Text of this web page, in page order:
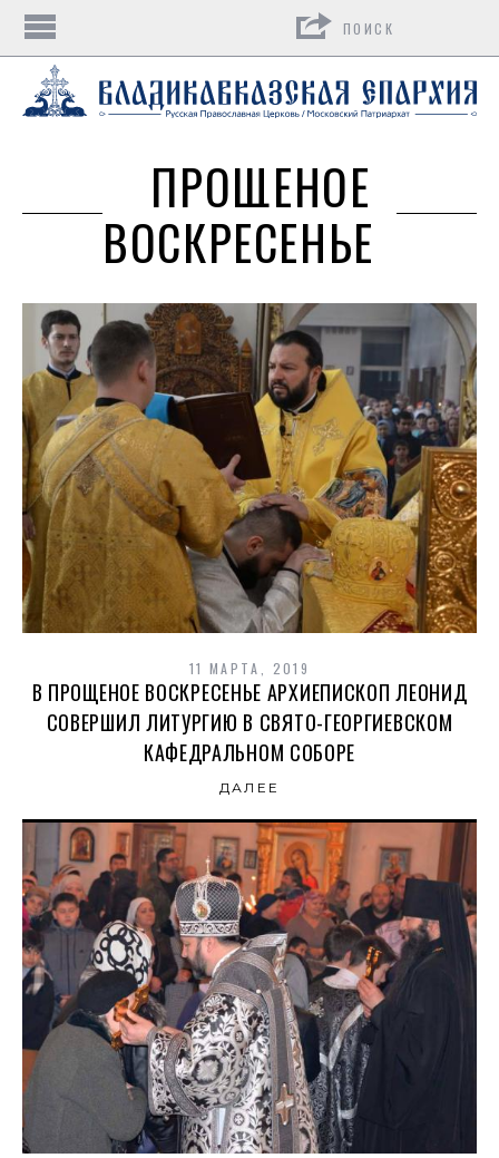
ПРОЩЕНОЕ
ВОСКРЕСЕНЬЕ
11 МАРТА, 2019
В ПРОЩЕНОЕ ВОСКРЕСЕНЬЕ АРХИЕПИСКОП ЛЕОНИД
СОВЕРШИЛ ЛИТУРГИЮ В СВЯТО-ГЕОРГИЕВСКОМ
КАФЕДРАЛЬНОМ СОБОРЕ
ДАЛЕЕ